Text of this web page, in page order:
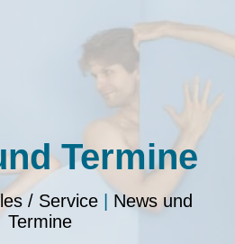
Termine
/ Service| News und
Termine